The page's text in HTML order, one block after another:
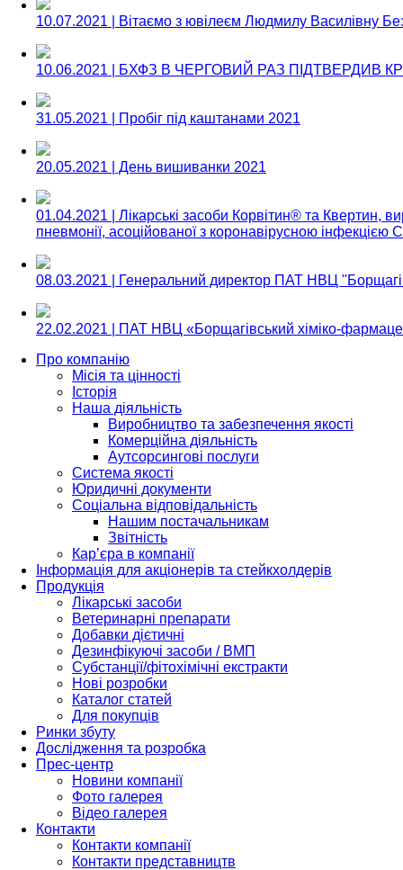
10.07.2021 | Вітаємо з ювілеєм Людмилу Василівну
10.06.2021 | БХФЗ В ЧЕРГОВИЙ РАЗ ПІДТВЕРДИВ
31.05.2021 | Пробіг під каштанами 2021
20.05.2021 | День вишиванки 2021
01.04.2021 | Лікарські засоби Корвітин® та Квертин,
пневмонії, асоційованої з коронавірусною інфекцією
08.03.2021 | Генеральний директор ПАТ НВЦ
22.02.2021 | ПАТ НВЦ «Борщагівський хіміко-
Про компанію
Місія та цінності
Історія
Наша діяльність
Виробництво та забезпечення якості
Комерційна діяльність
Аутсорсингові послуги
Система якості
Юридичні документи
Соціальна відповідальність
Нашим постачальникам
Звітність
Кар’єра в компанії
Інформація для акціонерів та стейкхолдерів
Продукція
Лікарські засоби
Ветеринарні препарати
Добавки дієтичні
Дезинфікуючі засоби / ВМП
Субстанції/фітохімічні екстракти
Нові розробки
Каталог статей
Для покупців
Ринки збуту
Дослідження та розробка
Прес-центр
Новини компанії
Фото галерея
Відео галерея
Контакти
Контакти компанії
Контакти представництв